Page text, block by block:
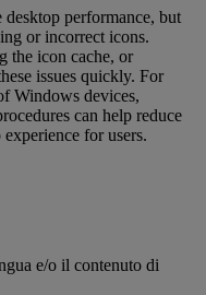
performance, but
or incorrect icons.
the icon cache, or
issues quickly. For
Windows devices,
can help reduce
for users.
e/o il contenuto di